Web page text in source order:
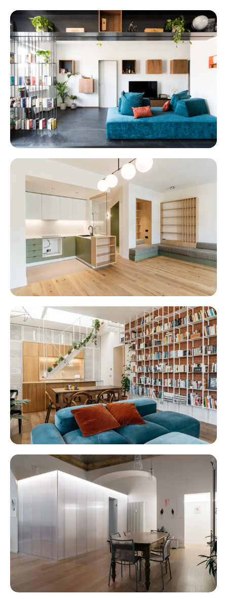
Paoli
Raffaello
PETITTI
BLIGNY